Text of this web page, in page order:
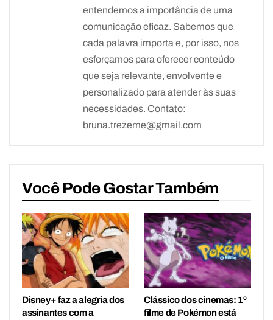
entendemos a importância de uma
comunicação eficaz. Sabemos que
cada palavra importa e, por isso, nos
esforçamos para oferecer conteúdo
que seja relevante, envolvente e
personalizado para atender às suas
necessidades. Contato:
bruna.trezeme@gmail.com
Você Pode Gostar Também
Disney+ faz a alegria dos
assinantes com a
Clássico dos cinemas: 1º
filme de Pokémon está